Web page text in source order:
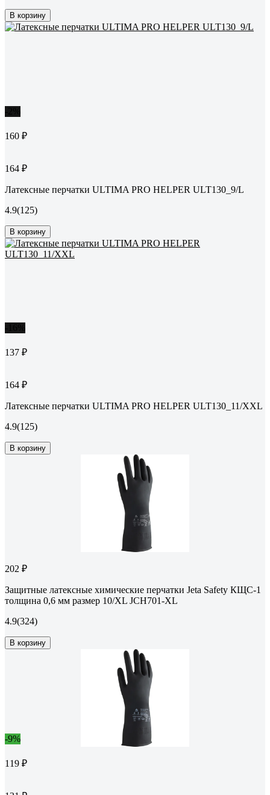
В корзину
160 ₽
164 ₽
Латексные перчатки ULTIMA PRO HELPER ULT130_9/L
4.9(125)
В корзину
137 ₽
164 ₽
Латексные перчатки ULTIMA PRO HELPER ULT130_11/XXL
4.9(125)
В корзину
202 ₽
Защитные латексные химические перчатки Jeta Safety КЩС-1
толщина 0,6 мм размер 10/XL JCH701-XL
4.9(324)
В корзину
-9%
119 ₽